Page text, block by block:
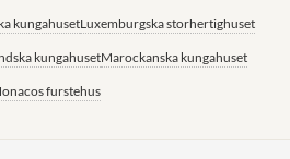
kungahusetLuxemburgska storhertighuset
kungahusetMarockanska kungahuset
furstehus